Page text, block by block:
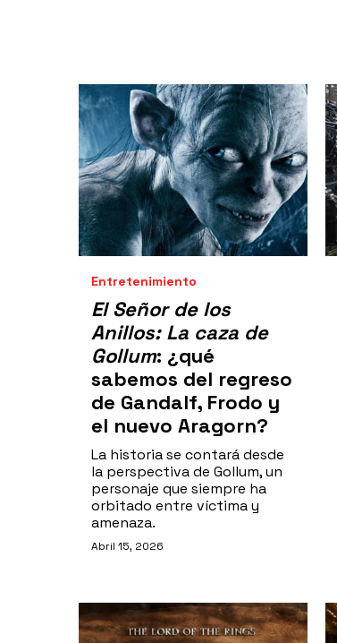
Entretenimiento
El Señor de los
Anillos: La caza de
Gollum: ¿qué
sabemos del regreso
de Gandalf, Frodo y
el nuevo Aragorn?
La historia se contará desde
la perspectiva de Gollum, un
personaje que siempre ha
orbitado entre víctima y
amenaza.
Abril 15, 2026